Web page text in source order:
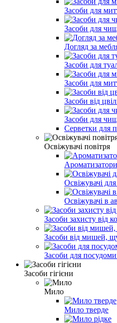
Засоби для
Засоби для
Догляд за
Засоби для
Засоби для
Засоби від
Засоби для
Серветки для
Освіжувачі повітря
Освіжувачі
Освіжувачі в
Засоби захисту від
Засоби від мишей,
Засоби для
Засоби гігієни
Мило
Мило тверде